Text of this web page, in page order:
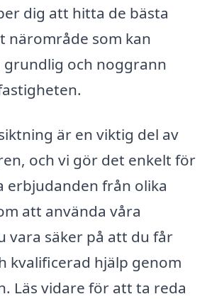
dig att hitta de bästa
närområde som kan
och noggrann
är en viktig del av
och vi gör det enkelt för
erbjudanden från olika
att använda våra
vara säker på att du får
kvalificerad hjälp genom
Läs vidare för att ta reda